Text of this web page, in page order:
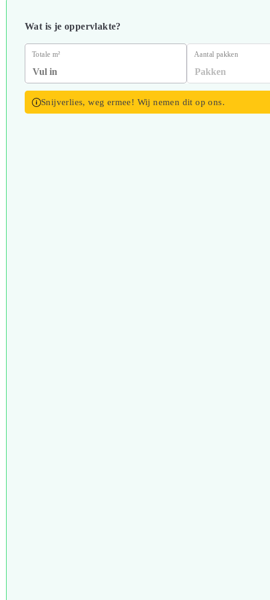
Wat is je oppervlakte?
Totale m² Aantal pakken
Snijverlies, weg ermee! Wij nemen dit op ons.